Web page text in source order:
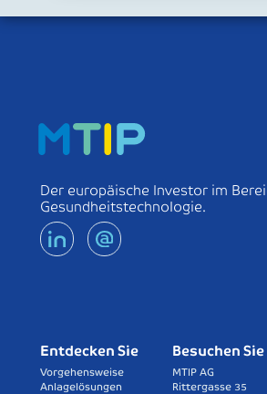
Der europäische Investor im
Gesundheitstechnologie.
Entdecken Sie
Vorgehensweise
Anlagelösungen
Besuchen Sie
MTIP AG
Rittergasse 35